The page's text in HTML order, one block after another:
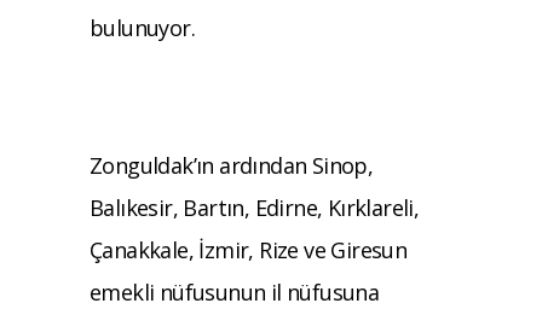
bulunuyor.
Zonguldak’ın ardından Sinop,
Balıkesir, Bartın, Edirne, Kırklareli,
Çanakkale, İzmir, Rize ve Giresun
emekli nüfusunun il nüfusuna